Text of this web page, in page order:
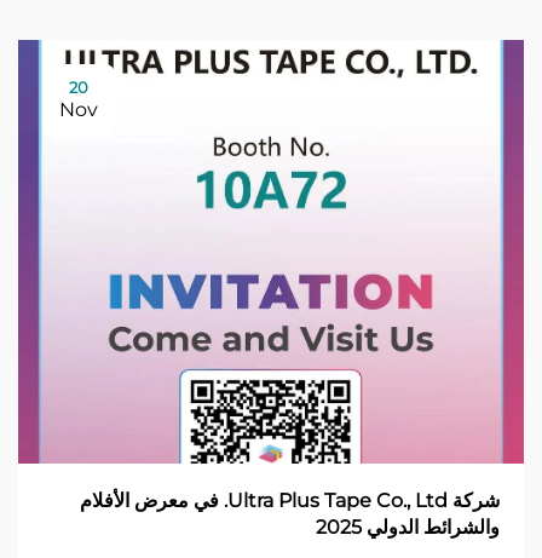
20
Nov
شركة Ultra Plus Tape Co., Ltd. في معرض الأفلام
والشرائط الدولي 2025